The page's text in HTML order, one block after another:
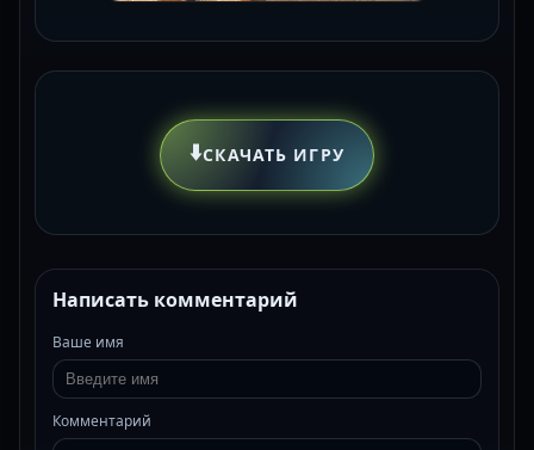
⬇️СКАЧАТЬ ИГРУ
Написать комментарий
Ваше имя
Комментарий